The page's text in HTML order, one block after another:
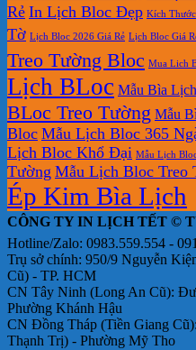
Rẻ In Lịch Bloc Đẹp Kích
Tờ Lịch Bloc 2026 Giá Rẻ Lịch Bloc Giá
Treo Tường Bloc Mua Lich
Lịch BLoc Mẫu Bìa
BLoc Treo Tường Mẫu
Bloc Mẫu Lịch Bloc 365
Lịch Bloc Khổ Đại Mẫu Lịch
Tường Mẫu Lịch Bloc Treo
Ép Kim Bìa Lịch
CÔNG TY IN LỊCH TẾT ©
Hotline/Zalo: 0983.559.554 -
Trụ sở chính: 950/9 Nguyễn
Cũ) - TP. HCM
CN Tây Ninh (Long An Cũ):
Phường Khánh Hậu
CN Đồng Tháp (Tiền Giang
Thạnh Trị) - Phường Mỹ Tho